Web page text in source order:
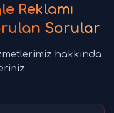
Reklamı
Sorular
hakkında